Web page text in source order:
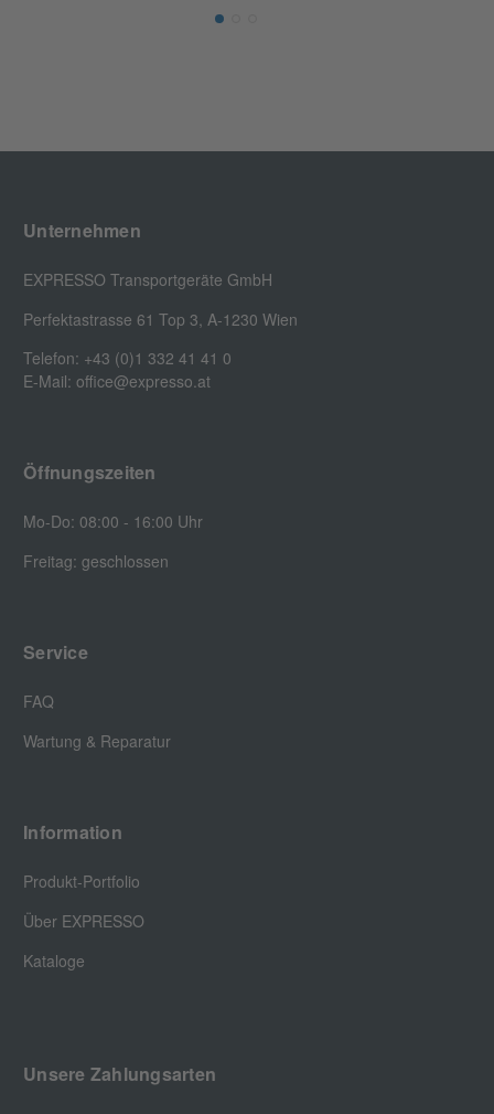
Unternehmen
EXPRESSO Transportgeräte GmbH
Perfektastrasse 61 Top 3, A-1230 Wien
Telefon: +43 (0)1 332 41 41 0
E-Mail: office@expresso.at
Öffnungszeiten
Mo-Do: 08:00 - 16:00 Uhr
Freitag: geschlossen
Service
FAQ
Wartung & Reparatur
Information
Produkt-Portfolio
Über EXPRESSO
Kataloge
Unsere Zahlungsarten